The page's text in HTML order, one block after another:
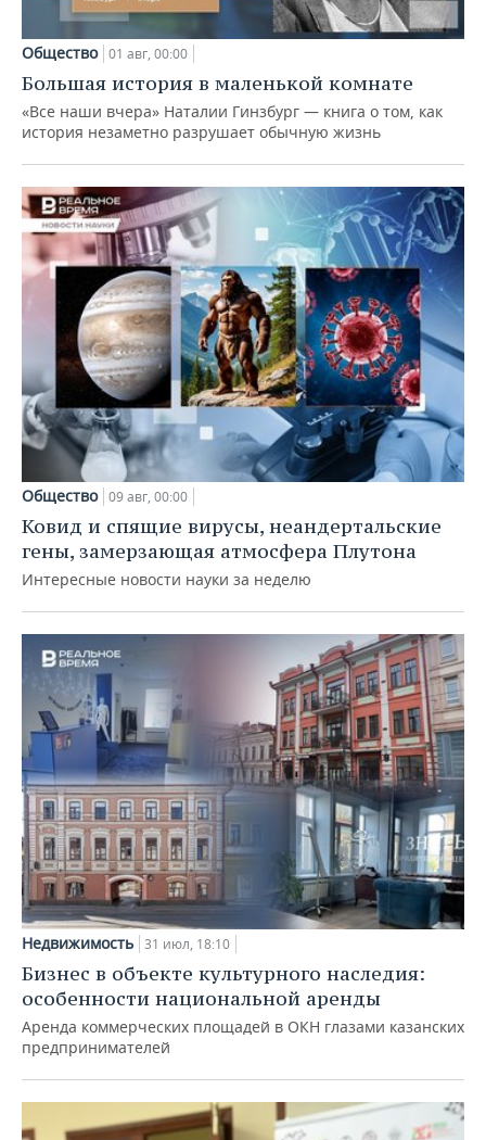
Общество 01 авг, 00:00
Большая история в маленькой комнате
«Все наши вчера» Наталии Гинзбург — книга о том, как
история незаметно разрушает обычную жизнь
Общество 09 авг, 00:00
Ковид и спящие вирусы, неандертальские
гены, замерзающая атмосфера Плутона
Интересные новости науки за неделю
Недвижимость 31 июл, 18:10
Бизнес в объекте культурного наследия:
особенности национальной аренды
Аренда коммерческих площадей в ОКН глазами казанских
предпринимателей